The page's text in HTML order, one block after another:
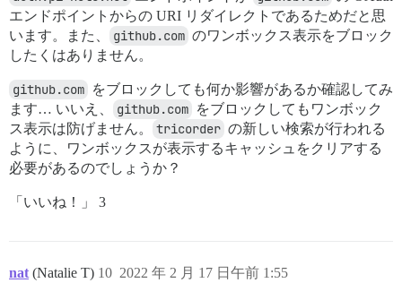
エンドポイントからの URI リダイレクトであるためだと思
います。また、
github.com のワンボックス表示をブロック
したくはありません。
github.com をブロックしても何か影響があるか確認してみ
ます… いいえ、
github.com をブロックしてもワンボック
ス表示は防げません。
tricorder の新しい検索が行われる
ように、ワンボックスが表示するキャッシュをクリアする
必要があるのでしょうか？
「いいね！」 3
nat (Natalie T) 2022 年 2 月 17 日午前 1:55
10